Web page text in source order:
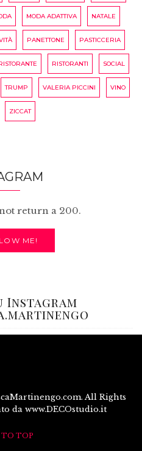
MODA ADATTIVA NATALE
PANETTONE PASTICCERIA
RISTORANTI SOCIAL
TRUMP VALERIA PICCINI VINO
ZICCAT
return a 200.
ME!
Instagram
All Rights
da www.DECOstudio.it
TO TOP